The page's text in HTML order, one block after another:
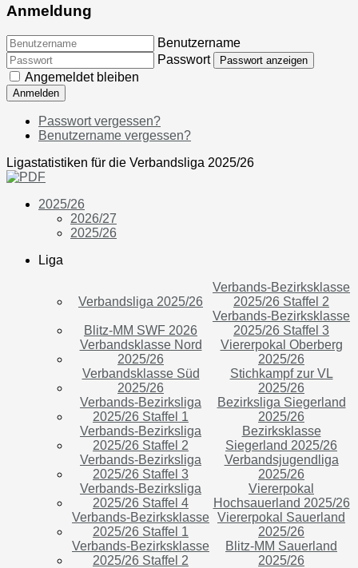
Anmeldung
Benutzername
Passwort
Passwort anzeigen
Angemeldet bleiben
Anmelden
Passwort vergessen?
Benutzername vergessen?
Ligastatistiken für die Verbandsliga 2025/26
2025/26
2026/27
2025/26
Liga
Verbandsliga 2025/26
Verbands-Bezirksklasse
2025/26 Staffel 2
Blitz-MM SWF 2026
Verbands-Bezirksklasse
2025/26 Staffel 3
Verbandsklasse Nord
2025/26
Viererpokal Oberberg
2025/26
Verbandsklasse Süd
2025/26
Stichkampf zur VL
2025/26
Verbands-Bezirksliga
2025/26 Staffel 1
Bezirksliga Siegerland
2025/26
Verbands-Bezirksliga
2025/26 Staffel 2
Bezirksklasse
Siegerland 2025/26
Verbands-Bezirksliga
2025/26 Staffel 3
Verbandsjugendliga
2025/26
Verbands-Bezirksliga
2025/26 Staffel 4
Viererpokal
Hochsauerland 2025/26
Verbands-Bezirksklasse
2025/26 Staffel 1
Viererpokal Sauerland
2025/26
Verbands-Bezirksklasse
2025/26 Staffel 2
Blitz-MM Sauerland
2025/26